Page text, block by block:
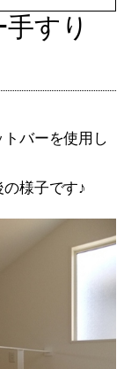
すり
バーを使用し
様子です♪